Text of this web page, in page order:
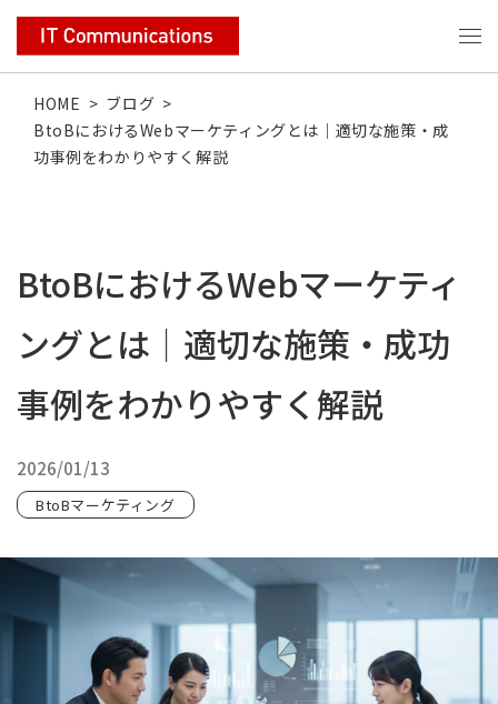
HOME > ブログ >
BtoBにおけるWebマーケティングとは｜適切な施策・成
功事例をわかりやすく解説
BtoBにおけるWebマーケティ
ングとは｜適切な施策・成功
事例をわかりやすく解説
2026/01/13
BtoBマーケティング